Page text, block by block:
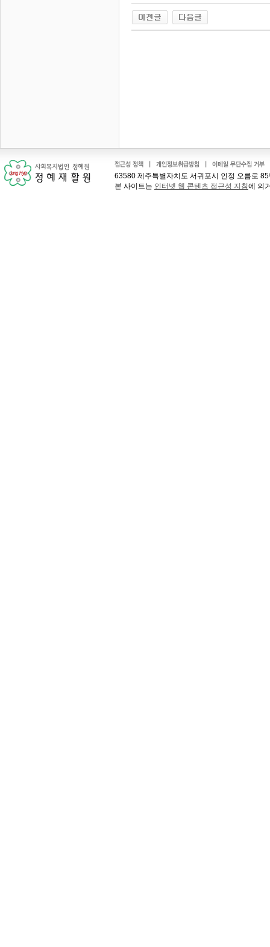
63580 제주특별자치도 서귀포시 인정 오름로
본 사이트는 인터넷 웹 콘텐츠 접근성 지침에 의